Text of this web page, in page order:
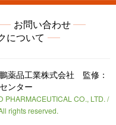
お問い合わせ
について
薬品工業株式会社 監修：
ンター
CO., LTD. /
rights reserved.